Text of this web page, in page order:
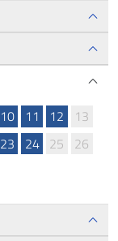
10 11 12
13
23 24 25
26